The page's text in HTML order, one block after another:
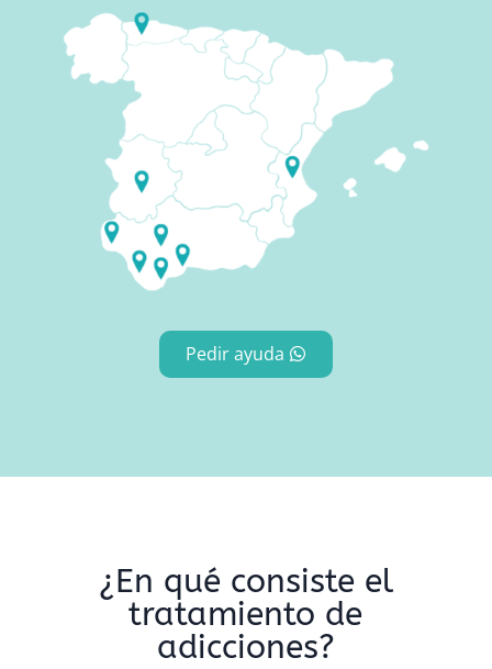
Pedir ayuda
¿En qué consiste el
tratamiento de
adicciones?